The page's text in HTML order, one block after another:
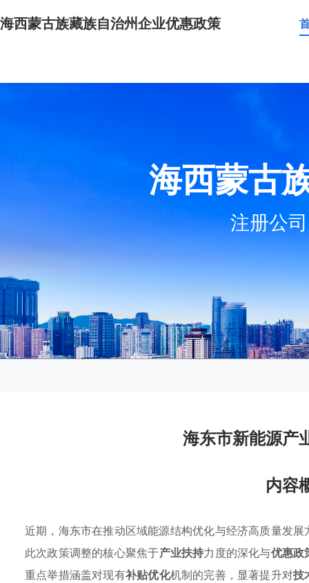
海西蒙古族藏族自治州企业优惠政策
海西蒙古
注册公
海东市新能源产
内容
近期，海东市在推动区域能源结构优化与经济高质量发
此次政策调整的核心聚焦于产业扶持力度的深化与优惠政
重点举措涵盖对现有补贴优化机制的完善，显著提升对技